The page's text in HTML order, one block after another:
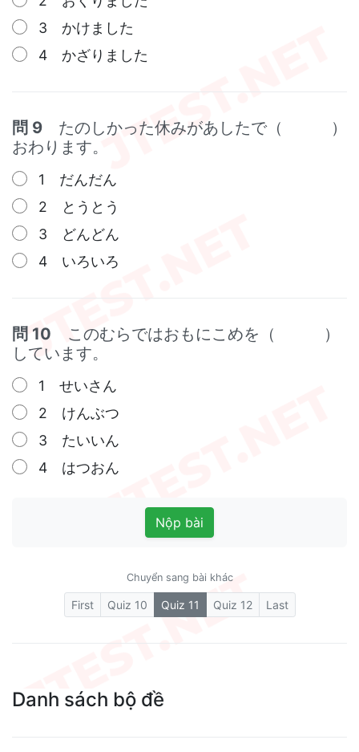
3 かけました
4 かざりました
問 9 たのしかった休みがあしたで（ ）
おわります。
1 だんだん
2 とうとう
3 どんどん
4 いろいろ
問 10 このむらではおもにこめを（ ）
しています。
1 せいさん
2 けんぶつ
3 たいいん
4 はつおん
Nộp bài
Chuyển sang bài khác
First Quiz 10 Quiz 11 (current)
Quiz 12 Last
Danh sách bộ đề